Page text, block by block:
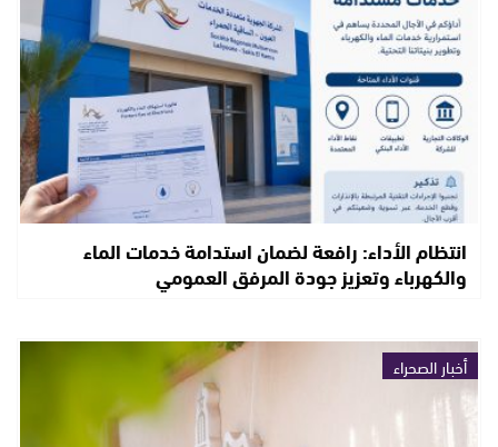
انتظام الأداء: رافعة لضمان استدامة خدمات الماء
والكهرباء وتعزيز جودة المرفق العمومي
أخبار الصحراء